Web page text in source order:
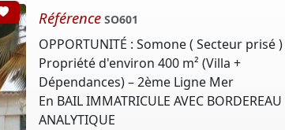
cœur Référence SO601
OPPORTUNITÉ : Somone ( Secteur prisé )
Propriété d'environ 400 m² (Villa +
Dépendances) – 2ème Ligne Mer
En BAIL IMMATRICULE AVEC BORDEREAU
ANALYTIQUE